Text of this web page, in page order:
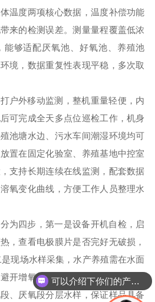
温度两项核心数据，温度补偿功能
来的检测误差。测量量程覆盖低浓
能够适配厌氧池、好氧池、养殖池
境，数据重复性表现平稳，多次取
外移动监测，整机重量轻便，内
可完成全天多点位巡检工作，机身
池塘水边、污水车间潮湿环境均可
置在固定化验室、养殖基地中控室
支持长期连续在线监测，配套数据
氧变化曲线，方便工作人员整理水
四步，第一是设备开机自检，启
，查看电极膜片是否完好无破损，
现场水样采集，水产养殖需在水面
开增氧机出水口局部高溶氧区域，
、厌氧段分层水样，保证样品具备
可以介绍下你们的产品么